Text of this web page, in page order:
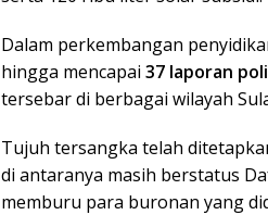
Dalam perkembangan
hingga mencapai 37 laporan
tersebar di berbagai wilayah
Tujuh tersangka telah
di antaranya masih berstatus
memburu para buronan yang